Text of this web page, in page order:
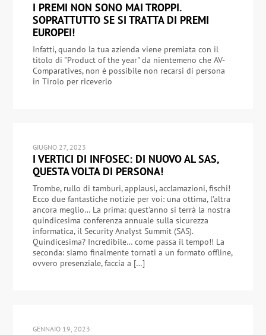
I PREMI NON SONO MAI TROPPI.
SOPRATTUTTO SE SI TRATTA DI PREMI
EUROPEI!
Infatti, quando la tua azienda viene premiata con il
titolo di "Product of the year" da nientemeno che AV-
Comparatives, non è possibile non recarsi di persona
in Tirolo per riceverlo
GIUGNO 27, 2023
I VERTICI DI INFOSEC: DI NUOVO AL SAS,
QUESTA VOLTA DI PERSONA!
Trombe, rullo di tamburi, applausi, acclamazioni, fischi!
Ecco due fantastiche notizie per voi: una ottima, l’altra
ancora meglio… La prima: quest’anno si terrà la nostra
quindicesima conferenza annuale sulla sicurezza
informatica, il Security Analyst Summit (SAS).
Quindicesima? Incredibile… come passa il tempo!! La
seconda: siamo finalmente tornati a un formato offline,
ovvero presenziale, faccia a […]
GENNAIO 19, 2023